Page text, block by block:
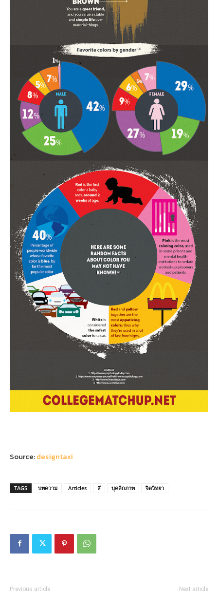
Source:designtaxi
TAGS บทความ Articles สี บุคลิกภาพ จิตวิทยา
Previous article Next article